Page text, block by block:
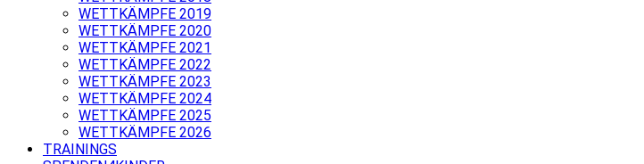
WETTKÄMPFE 2019
WETTKÄMPFE 2020
WETTKÄMPFE 2021
WETTKÄMPFE 2022
WETTKÄMPFE 2023
WETTKÄMPFE 2024
WETTKÄMPFE 2025
WETTKÄMPFE 2026
TRAININGS